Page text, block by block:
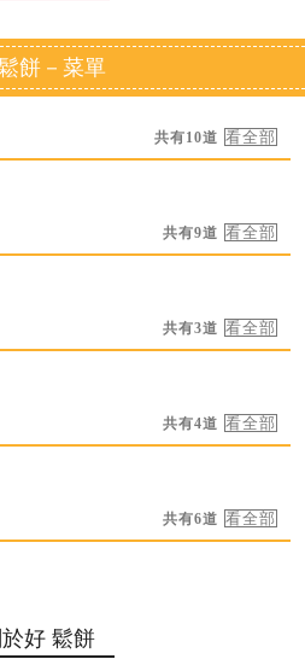
餅－菜單
共有10道
共有9道
共有3道
共有4道
共有6道
於好 鬆餅